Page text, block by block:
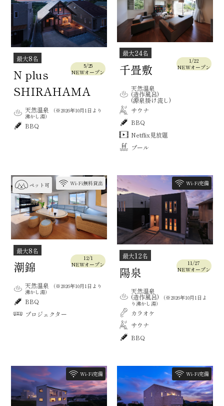
5/25
NEWオープン
最大8名
N plus
SHIRAHAMA
天然温泉
（※2026年10月1日より
沸かし湯）
BBQ
1/22
NEWオープン
最大24名
千畳敷
天然温泉
(造作風呂)
(源泉掛け流し)
サウナ
BBQ
Netflix見放題
プール
ペット可 Wi-Fi無料貸出
12/1
NEWオープン
最大8名
潮錦
天然温泉
（※2026年10月1日より
沸かし湯）
BBQ
プロジェクター
Wi-Fi完備
11/27
NEWオープン
最大12名
陽泉
天然温泉
(造作風呂)
（※2026年10月1日よ
り沸かし湯）
カラオケ
サウナ
BBQ
Wi-Fi完備 Wi-Fi完備